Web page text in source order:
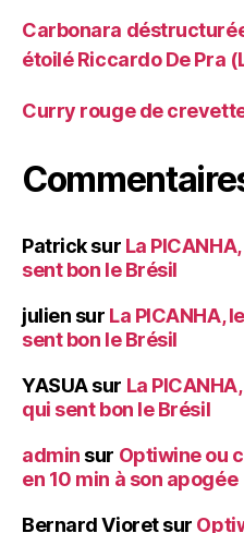
Carbonara
étoilé Riccardo De Pra
Curry rouge de
Patricksur La
sent bon le Brésil
julien sur La PICANHA,
sent bon le Brésil
YASUAsur La
qui sent bon le Brésil
admin sur Optiwine ou
en 10 min à son apogée
Bernard Vioretsur